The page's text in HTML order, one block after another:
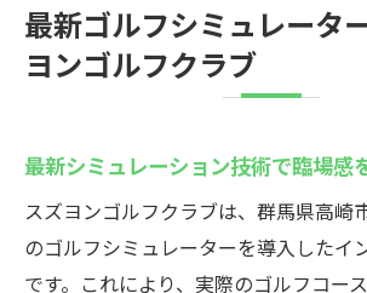
初心者も安心のサポート体
スズヨンゴルフクラブの魅力とは
インドアゴルフスクールの充
完全個室空間で集中できる
高崎で注目されるプランと
シミュレーションゴルフの
最新ゴルフシミュレータ
ヨンゴルフクラブ
最新シミュレーション技術で臨場感
スズヨンゴルフクラブは、群馬県高崎
のゴルフシミュレーターを導入したイ
です。これにより、実際のゴルフコー